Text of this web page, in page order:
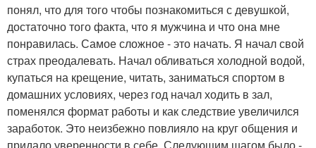
понял, что для того чтобы познакомиться с девушкой,
достаточно того факта, что я мужчина и что она мне
понравилась. Самое сложное - это начать. Я начал свой
страх преодалевать. Начал обливаться холодной водой,
купаться на крещение, читать, заниматься спортом в
домашних условиях, через год начал ходить в зал,
поменялся формат работы и как следствие увеличился
заработок. Это неизбежно повлияло на круг общения и